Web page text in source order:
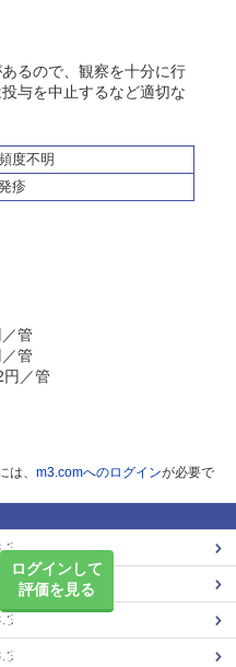
るので、観察を十分に行
与を中止するなど適切な
度不明
疹
管
管
／管
は、 m3.comへのログインが必要で
ログインして
評価を見る